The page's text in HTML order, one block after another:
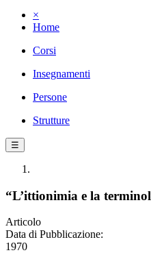
×
Home
Corsi
Insegnamenti
Persone
Strutture
☰
“L’ittionimia e la
Articolo
Data di Pubblicazione:
1970